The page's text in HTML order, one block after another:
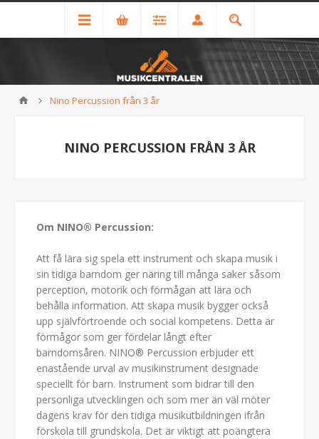
Nino Percussion från 3 år
NINO PERCUSSION FRÅN 3 ÅR
Om NINO® Percussion:
Att få lära sig spela ett instrument och skapa musik i
sin tidiga barndom ger näring till många saker såsom
perception, motorik och förmågan att lära och
behålla information. Att skapa musik bygger också
upp självförtroende och social kompetens. Detta är
förmågor som ger fördelar långt efter
barndomsåren. NINO® Percussion erbjuder ett
enastående urval av musikinstrument designade
speciellt för barn. Instrument som bidrar till den
personliga utvecklingen och som mer än väl möter
dagens krav för den tidiga musikutbildningen ifrån
förskola till grundskola. Det är viktigt att poängtera